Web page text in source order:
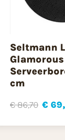
Seltmann
cm
€ 86,70 €